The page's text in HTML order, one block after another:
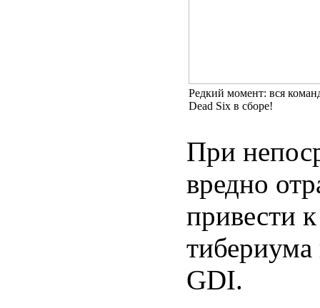
Редкий момент: вся
Dead Six в сборе!
При
вредно
привести
GDI.